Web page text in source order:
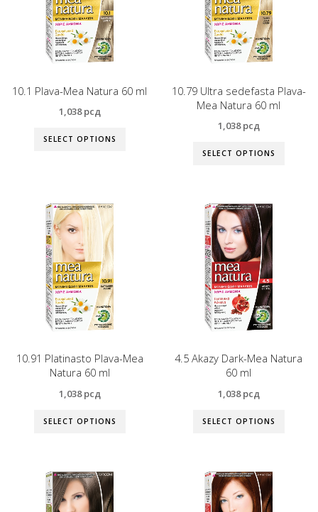
10.1 Plava-Mea Natura 60 ml
1,038рсд
SELECT OPTIONS
10.79 Ultra sedefasta Plava-
Mea Natura 60 ml
1,038рсд
SELECT OPTIONS
10.91 Platinasto Plava-Mea
Natura 60 ml
1,038рсд
SELECT OPTIONS
4.5 Akazy Dark-Mea Natura
60 ml
1,038рсд
SELECT OPTIONS